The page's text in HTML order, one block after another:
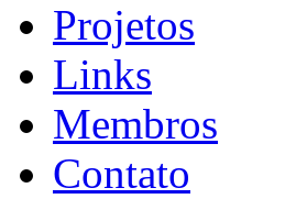
Projetos
Links
Membros
Contato